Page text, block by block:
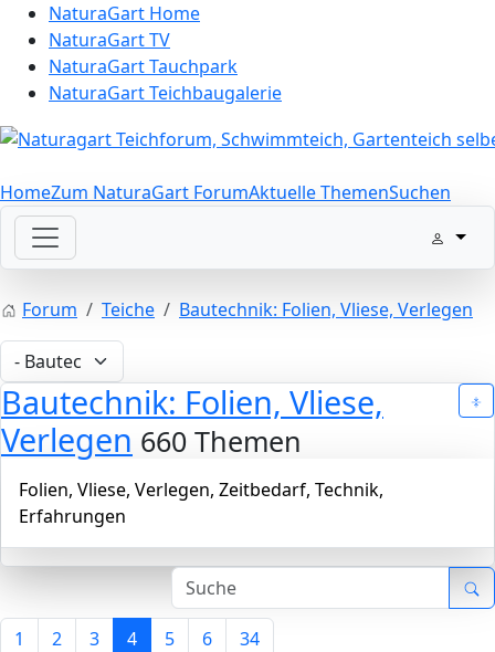
NaturaGart Home
NaturaGart TV
NaturaGart Tauchpark
NaturaGart Teichbaugalerie
HomeZum NaturaGart ForumAktuelle ThemenSuchen
Forum Teiche Bautechnik: Folien, Vliese, Verlegen
Bautechnik: Folien, Vliese,
Verlegen 660 Themen
Folien, Vliese, Verlegen, Zeitbedarf, Technik,
Erfahrungen
1 2 3 4 5 6 34